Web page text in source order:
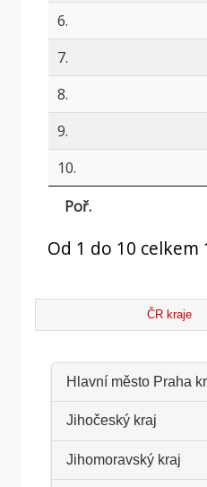
6.
7.
8.
9.
10.
Poř.
Od 1 do 10 celkem
ČR kraje
Hlavní město Praha
Jihočeský kraj
Jihomoravský kraj